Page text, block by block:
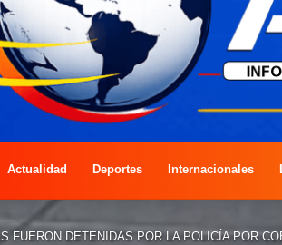
Actualidad Deportes Internacionales
FUERON DETENIDAS POR LA POLICÍA POR